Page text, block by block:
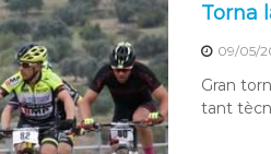
Torna
09/05/
Gran
tant